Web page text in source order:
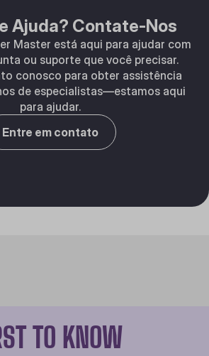
Ajuda? Contate-Nos
Master está aqui para ajudar com
ou suporte que você precisar.
conosco para obter assistência
de especialistas—estamos aqui
para ajudar.
Entre em contato
TO KNOW